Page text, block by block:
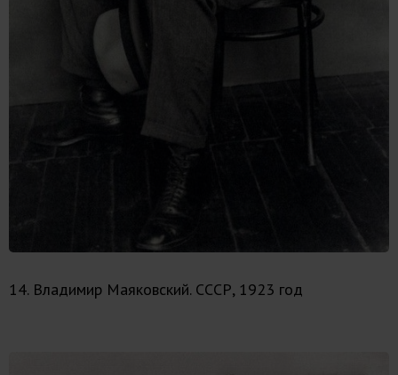
14. Владимир Маяковский. СССР, 1923 год